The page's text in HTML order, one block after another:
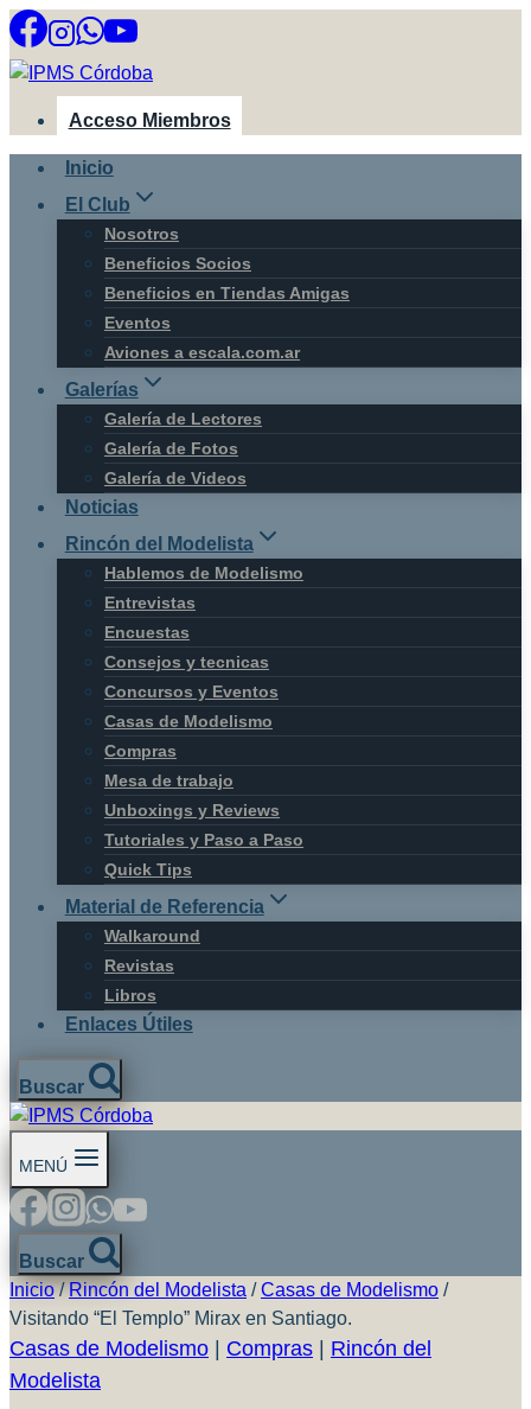
Saltar
al
contenido
Acceso Miembros
Inicio
El Club
Nosotros
Beneficios Socios
Beneficios en Tiendas Amigas
Eventos
Aviones a escala.com.ar
Galerías
Galería de Lectores
Galería de Fotos
Galería de Videos
Noticias
Rincón del Modelista
Hablemos de Modelismo
Entrevistas
Encuestas
Consejos y tecnicas
Concursos y Eventos
Casas de Modelismo
Compras
Mesa de trabajo
Unboxings y Reviews
Tutoriales y Paso a Paso
Quick Tips
Material de Referencia
Walkaround
Revistas
Libros
Enlaces Útiles
Buscar
MENÚ
Buscar
Inicio / Rincón del Modelista / Casas de Modelismo /
Visitando “El Templo” Mirax en Santiago.
Casas de Modelismo Compras
Rincón del
Modelista